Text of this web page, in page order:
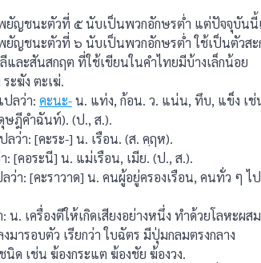
พยัญชนะตัวที่ ๕ นับเป็นพวกอักษรต่ำ แต่ปัจจุบันนี้
พยัญชนะตัวที่ ๖ นับเป็นพวกอักษรตํ่า ใช้เป็นตัวสะ
และสันสกฤต ที่ใช้เขียนในคําไทยมีบ้างเล็กน้อย
ะฆัง ตะเฆ่.
ปลว่า: คะนะ-น. แท่ง, ก้อน. ว. แน่น, ทึบ, แข็ง เช่
ษฎีคําฉันท์). (ป., ส.).
ลว่า: [คะระ-] น. เรือน. (ส. คฺฤห).
: [คอระนี] น. แม่เรือน, เมีย. (ป., ส.).
ลว่า: [คะราวาด] น. คนผู้อยู่ครองเรือน, คนทั่ว ๆ
: น. เครื่องตีให้เกิดเสียงอย่างหนึ่ง ทําด้วยโลหะผ
มารอบตัว เรียกว่า ใบฉัตร มีปุ่มกลมตรงกลาง
ด เช่น ฆ้องกระแต ฆ้องชัย ฆ้องวง.